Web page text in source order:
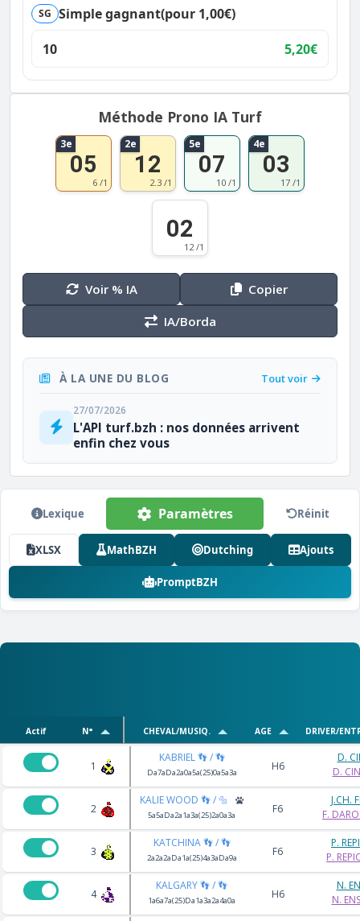
SG Simple gagnant(pour 1,00€)
10
5,20€
Méthode Prono IA Turf
3e
05
6 /1
2e
12
2.3 /1
5e
07
10 /1
4e
03
17 /1
02
12 /1
Voir % IA
Copier
IA/Borda
À LA UNE DU BLOG Tout voir
27/07/2026
L'API turf.bzh : nos données arrivent
enfin chez vous
Lexique Paramètres Réinit
XLSX MathBZH Dutching Ajouts
PromptBZH
Actif N° CHEVAL/MUSIQ. AGE DRIVER/
1
KABRIEL 👣 / 👣
Da7aDa2a0a5a(25)0a5a3a H6
D.
D.
2
KALIE WOOD 👣 / 🔩
5a5aDa2a1a3a(25)2a0a3a F6
J.CH.
F.
3
KATCHINA 👣 / 👣
2a2a2aDa1a(25)4a3aDa9a F6
P.
P.
4
KALGARY 👣 / 👣
1a6a7a(25)Da1a3a2a4a0a H6
N.
N.